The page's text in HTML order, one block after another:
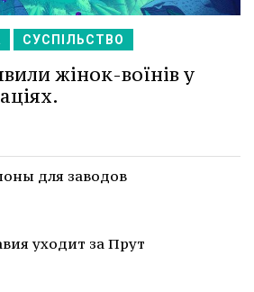
СУСПІЛЬСТВО
жінок-воїнів у
для заводов
уходит за Прут